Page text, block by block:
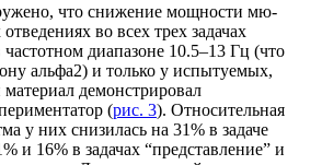
что снижение мощности мю-
во всех трех задачах
частотном диапазоне 10.5–13 Гц (что
альфа2) и только у испытуемых,
демонстрировал
(рис. 3). Относительная
у них снизилась на 31% в задаче
и 16% в задачах “представление” и